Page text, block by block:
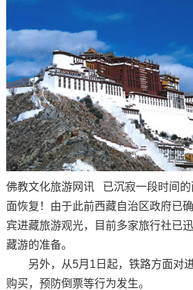
佛教文化旅游网讯 已沉寂一段时间
面恢复！由于此前西藏自治区政府已
宾进藏旅游观光，目前多家旅行社已
藏游的准备。
另外，从5月1日起，铁路方面对进
购买，预防倒票等行为发生。